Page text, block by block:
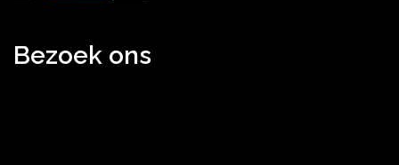
Bezoek ons